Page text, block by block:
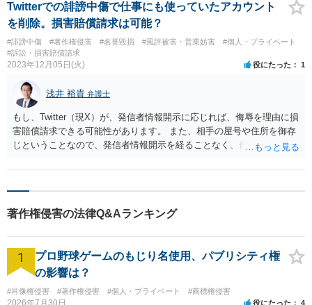
Twitterでの誹謗中傷で仕事にも使っていたアカウント
を削除。損害賠償請求は可能？
#誹謗中傷 #著作権侵害 #名誉毀損 #風評被害・営業妨害
#個人・プライベート
#訴訟・損害賠償請求
2023年12月05日(火) 役にたった 1
浅井 裕貴 弁護士
もし、Twitter（現X）が、発信者情報開示に応じれば、侮辱を理由に損
害賠償請求できる可能性があります。 また、相手の屋号や住所を御存
じということなので、発信者情報開示を経ることなく、侮辱を理由に
損害までは難しいかも知れません。 そのため、もし、弁護士に依頼し
著作権侵害の法律Q&Aランキング
1
プロ野球ゲームのもじり名使用、パブリシティ権
の影響は？
#肖像権侵害 #著作権侵害 #個人・プライベート #商標権侵害
2026年7月30日 役にたった 4